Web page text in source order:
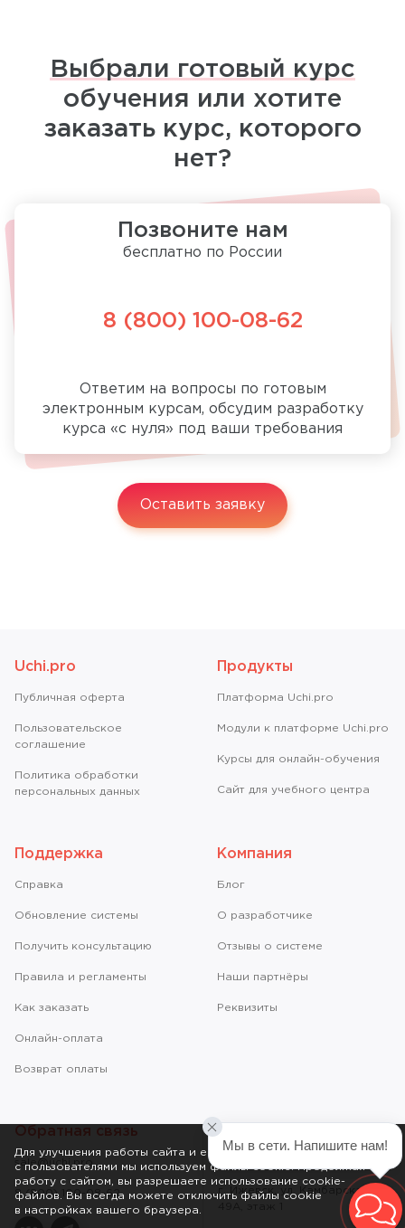
Выбрали готовый курс
обучения или хотите
заказать курс, которого
нет?
Позвоните нам
бесплатно по России
8 (800) 100-08-62
Ответим на вопросы по готовым
электронным курсам, обсудим разработку
курса «с нуля» под ваши требования
Оставить заявку
Uchi.pro
Публичная оферта
Пользовательское
соглашение
Политика обработки
персональных данных
Продукты
Платформа Uchi.pro
Модули к платформе Uchi.pro
Курсы для онлайн-обучения
Сайт для учебного центра
Поддержка
Справкa
Обновление системы
Получить консультацию
Правила и регламенты
Как заказать
Онлайн-оплата
Возврат оплаты
Компания
Блог
О разработчике
Отзывы о системе
Наши партнёры
Реквизиты
Обратная связь
8 (800) 100-08-62
© 2011-2026 ООО «Учи.Про»
г. Ижевск, ул. Камбарская,
Для улучшения работы сайта и его взаимодействия
с пользователями мы используем файлы cookie. Продолжая
работу с сайтом, вы разрешаете использование cookie-
файлов. Вы всегда можете отключить файлы cookie
в настройках вашего браузера.
Мы в сети. Напишите нам!